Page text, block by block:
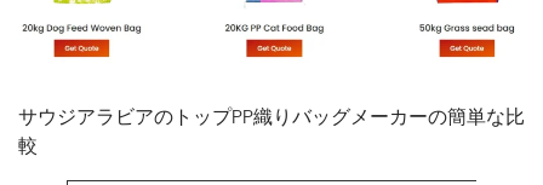
サウジアラビアのトップPP織りバッグメーカーの簡単な比
較